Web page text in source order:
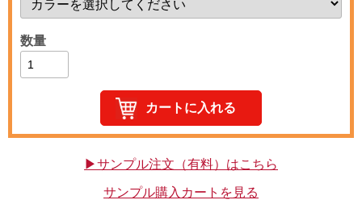
数量
▶サンプル注文（有料）はこちら
サンプル購入カートを見る